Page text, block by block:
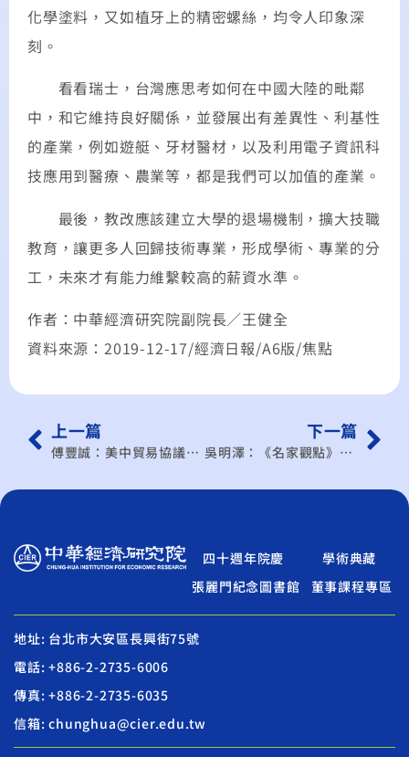
化學塗料，又如植牙上的精密螺絲，均令人印象深
刻。
看看瑞士，台灣應思考如何在中國大陸的毗鄰
中，和它維持良好關係，並發展出有差異性、利基性
的產業，例如遊艇、牙材醫材，以及利用電子資訊科
技應用到醫療、農業等，都是我們可以加值的產業。
最後，教改應該建立大學的退場機制，擴大技職
教育，讓更多人回歸技術專業，形成學術、專業的分
工，未來才有能力維繫較高的薪資水準。
作者：中華經濟研究院副院長／王健全
資料來源：2019-12-17/經濟日報/A6版/焦點
上一篇
傅豐誠：美中貿易協議將落腳何方？
下一篇
吳明澤：《名家觀點》大陸版銀行之大到不能倒監管
四十週年院慶
學術典藏
張麗門紀念圖書館
董事課程專區
地址: 台北市大安區長興街75號
電話: +886-2-2735-6006
傳真: +886-2-2735-6035
信箱: chunghua@cier.edu.tw